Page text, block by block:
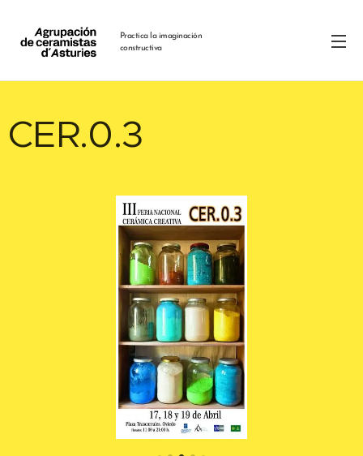
Practica la imaginación
constructiva
CER.0.3